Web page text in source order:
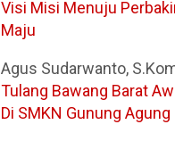
Visi Misi Menuju
Maju
Agus Sudarwanto,
Tulang Bawang Barat
Di SMKN Gunung Agung